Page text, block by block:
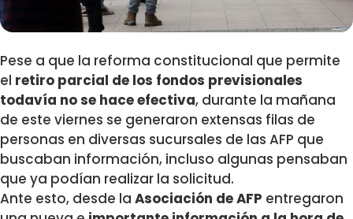
Pese a que la reforma constitucional que permite
el retiro parcial de los fondos previsionales
todavía no se hace efectiva, durante la mañana
de este viernes se generaron extensas filas de
personas en diversas sucursales de las AFP que
buscaban información, incluso algunas pensaban
que ya podían realizar la solicitud.
Ante esto, desde la Asociación de AFP entregaron